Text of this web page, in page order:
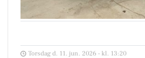
Torsdag d. 11. jun. 2026 - kl. 13:20